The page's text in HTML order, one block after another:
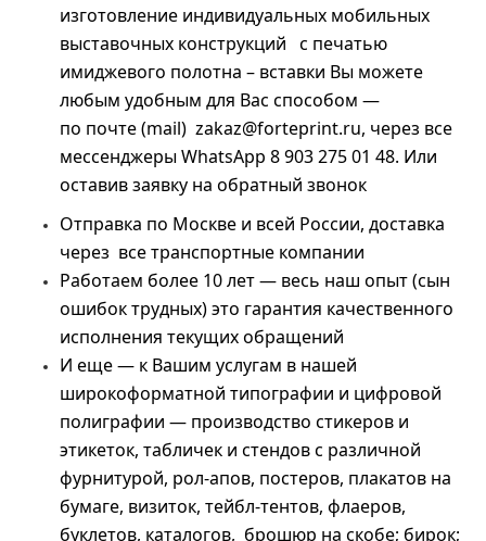
изготовление индивидуальных мобильных
выставочных конструкций с печатью
имиджевого полотна – вставки Вы можете
любым удобным для Вас способом —
по почте (mail) zakaz@forteprint.ru, через все
мессенджеры WhatsApp 8 903 275 01 48. Или
оставив заявку на обратный звонок
Отправка по Москве и всей России, доставка
через все транспортные компании
Работаем более 10 лет — весь наш опыт (сын
ошибок трудных) это гарантия качественного
исполнения текущих обращений
И еще — к Вашим услугам в нашей
широкоформатной типографии и цифровой
полиграфии — производство стикеров и
этикеток, табличек и стендов с различной
фурнитурой, рол-апов, постеров, плакатов на
бумаге, визиток, тейбл-тентов, флаеров,
буклетов, каталогов, брошюр на скобе; бирок;